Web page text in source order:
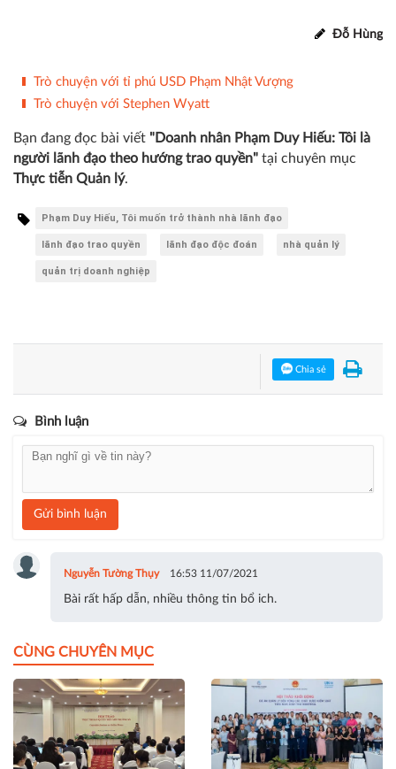
đạo có những lúc là một người độc đoán nhưng có lúc
đạo trao quyền.
Xin cảm ơn anh!
Đỗ Hùng
Trò chuyện với Stephen Wyatt
người lãnh đạo theo hướng trao quyền"
nhà quản lý
Nguyễn Tường Thụy 16:53 11/07/2021
Bài rất hấp dẫn, nhiều thông tin bổ ich.